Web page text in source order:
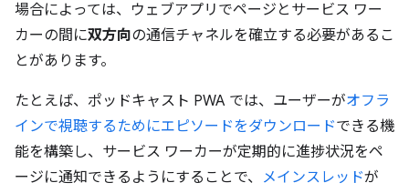
場合によっては、ウェブアプリでページとサービス ワー
カーの間に双方向の通信チャネルを確立する必要があるこ
とがあります。
たとえば、ポッドキャスト PWA では、ユーザーがオフラ
インで視聴するためにエピソードをダウンロードできる機
能を構築し、サービス ワーカーが定期的に進捗状況をペ
ージに通知できるようにすることで、 メインスレッドが